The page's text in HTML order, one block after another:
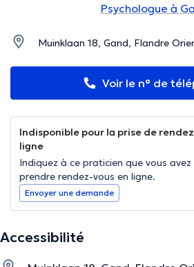
Psychologue à
Muinklaan 18, Gand, Flandre
Voir le n° de
Indisponible pour la prise de
ligne
Indiquez à ce praticien que vous avez
prendre rendez-vous en ligne.
Envoyer une demande
Accessibilité